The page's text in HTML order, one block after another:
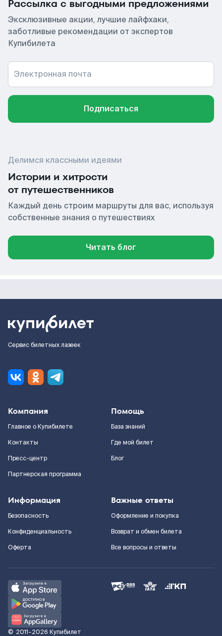
Рассылка с выгодными предложениями
Эксклюзивные акции, лучшие лайфхаки,
заботливые рекомендации от экспертов
Купибилета
Электронная почта
Подписаться
Делимся классными идеями
Истории и хитрости
от путешественников
Каждый день строим маршруты для вас, используя
собственные знания о путешествиях
Читать блог
Сервис билетных лазеек
Компания
Главное о Купибилете
Контакты
Пресс-центр
Партнерская программа
Помощь
База знаний
Где мой билет
Блог
Информация
Безопасность
Конфиденциальность
Оферта
Важные ответы
Оформление и покупка
Возврат и обмен билета
Все вопросы и ответы
© 2011–2026 Купибилет